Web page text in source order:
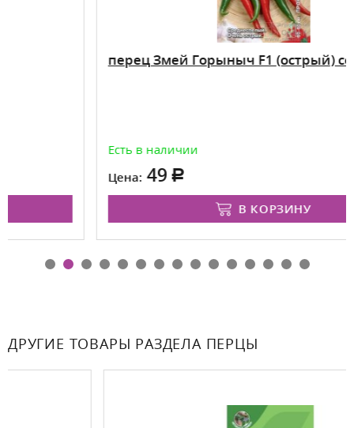
перец Змей Горыныч F1 (острый) седек
Есть в наличии
49
В КОРЗИНУ
ДРУГИЕ ТОВАРЫ РАЗДЕЛА ПЕРЦЫ